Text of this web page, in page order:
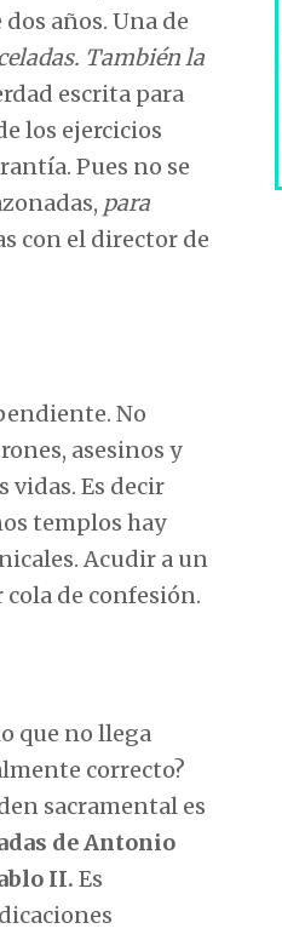
años. Una de
También la
escrita para
los ejercicios
Pues no se
para
con el director de
No
asesinos y
vidas. Es decir
templos hay
Acudir a un
de confesión.
que no llega
correcto?
sacramental es
de Antonio
II. Es